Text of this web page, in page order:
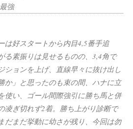
強
は好スタートから内目4,5番手追
る素振りは見せるものの、3,4角で
ションを上げ、直線早々に抜け出し
か」と思ったのも束の間、ハナに立
使い、ゴール間際強引に勝ち馬と併
凌ぎ切れず2着。勝ち上がり診断で
だまだ挙動に幼さが残り、今回は勿